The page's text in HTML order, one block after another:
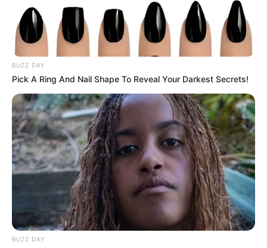
cresçam e se desenvolvam.
6. Escolha boas sementes e mudas
BUZZ DAY
Pick A Ring And Nail Shape To Reveal Your Darkest Secrets!
BUZZ DAY